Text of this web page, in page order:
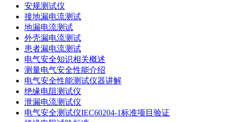
安规测试仪
接地漏电流测试
地漏电流测试
外壳漏电流测试
患者漏电流测试
电气安全知识相关概述
测量电气安全性能介绍
电气安全性能测试仪器讲解
绝缘电阻测试仪
泄漏电流测试仪
电气安全测试仪IEC60204-1标准项目验证